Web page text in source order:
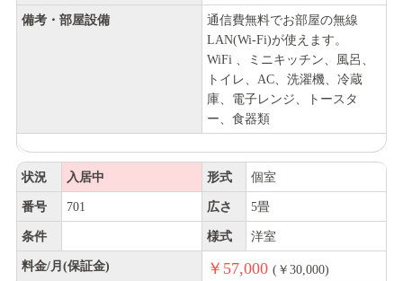
備考・部屋設備
通信費無料でお部屋の無線
LAN(Wi-Fi)が使えます。
WiFi 、ミニキッチン、風呂、
トイレ、AC、洗濯機、冷蔵
庫、電子レンジ、トースタ
ー、食器類
状況 入居中 形式 個室
番号 701 広さ 5畳
条件 様式 洋室
料金/月(保証金) ￥57,000 (￥30,000)